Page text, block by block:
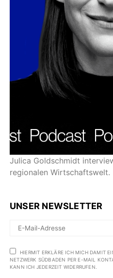
Julica Goldschmidt
regionalen Wirtschaftswelt.
UNSER NEWSLETTER
HIERMIT ERKLÄRE ICH MICH DAMIT
NETZWERK SÜDBADEN PER E-MAIL
KANN ICH JEDERZEIT WIDERRUFEN.